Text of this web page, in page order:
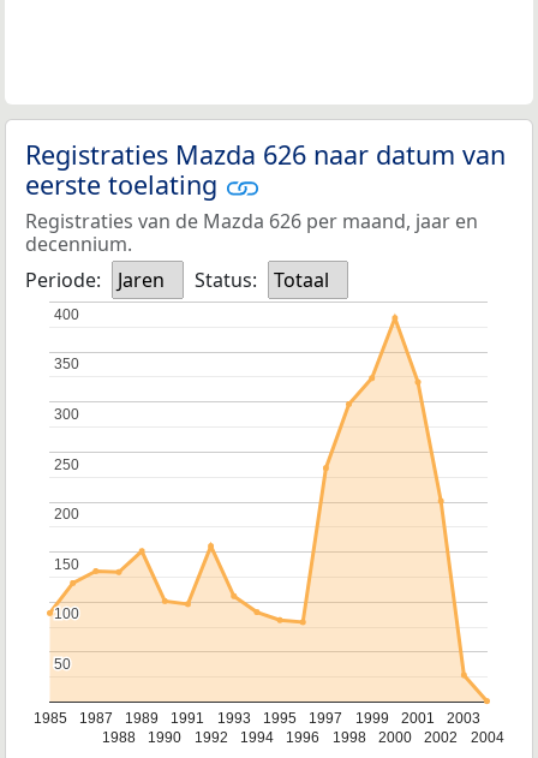
Registraties Mazda 626 naar datum van
eerste toelating
Registraties van de Mazda 626 per maand, jaar en
decennium.
Periode:
Jaren Status: Totaal
1985
1987
1988
1989
1990
1991
1992
1993
1994
1995
1996
1997
1998
1999
2000
2001
2002
2003
2004
50
50
100
100
150
150
200
200
250
250
300
300
350
350
400
400